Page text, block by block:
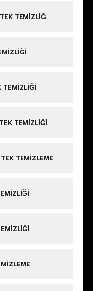
TEMIZLIĞI
TEMIZLIĞI
TEMIZLIĞI
TEMIZLEME